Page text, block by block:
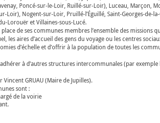
Poncé-sur-le-Loir, Ruillé-sur-Loir), Luceau, Marçon,
Nogent-sur-Loir, Pruillé-l’Éguillé, Saint-Georges-de-
Lorouër et Villaines-sous-Lucé.
de ses communes membres l’ensemble des missions
les aires d’accueil des gens du voyage ou les centres
d’échelle et d’offrir à la population de toutes les
à d’autres structures intercommunales (par
GRUAU (Maire de Jupilles).
sont :
de la voirie